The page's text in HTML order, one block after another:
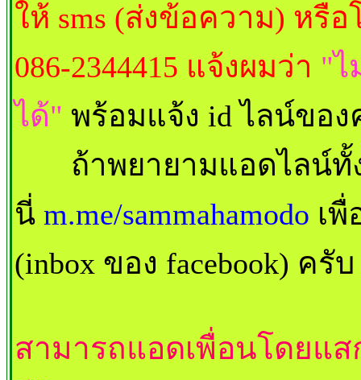
ให้ sms (ส่งข้อความ) หรือ
086-2344415 แจ้งผมว่า "ไ
ได้" พร้อมแจ้ง id ไลน์ขอ
ถ้าพยายามแอดไลน์ทั้
นี่ m.me/sammahamodo เพื่
(inbox ของ facebook) ครั
สามารถแอดเพื่อนโดยแส